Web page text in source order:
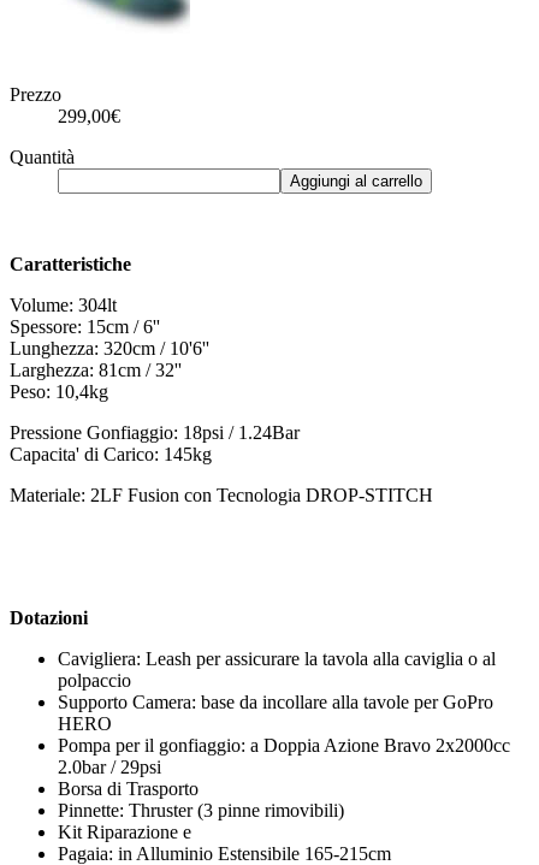
Prezzo
299,00€
Quantità
Aggiungi al carrello
Caratteristiche
Volume: 304lt
Spessore: 15cm / 6''
Lunghezza: 320cm / 10'6''
Larghezza: 81cm / 32''
Peso: 10,4kg
Pressione Gonfiaggio: 18psi / 1.24Bar
Capacita' di Carico: 145kg
Materiale: 2LF Fusion con Tecnologia DROP-STITCH
Dotazioni
Cavigliera: Leash per assicurare la tavola alla caviglia o al
polpaccio
Supporto Camera: base da incollare alla tavole per GoPro
HERO
Pompa per il gonfiaggio: a Doppia Azione Bravo 2x2000cc
2.0bar / 29psi
Borsa di Trasporto
Pinnette: Thruster (3 pinne rimovibili)
Kit Riparazione e
Pagaia: in Alluminio Estensibile 165-215cm